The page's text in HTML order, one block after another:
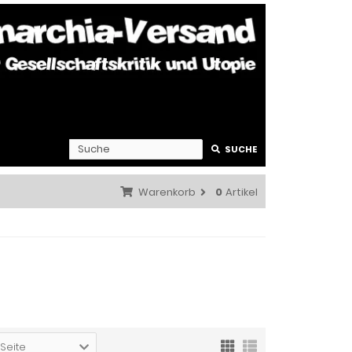
SUCHE
Warenkorb 0 Artikel